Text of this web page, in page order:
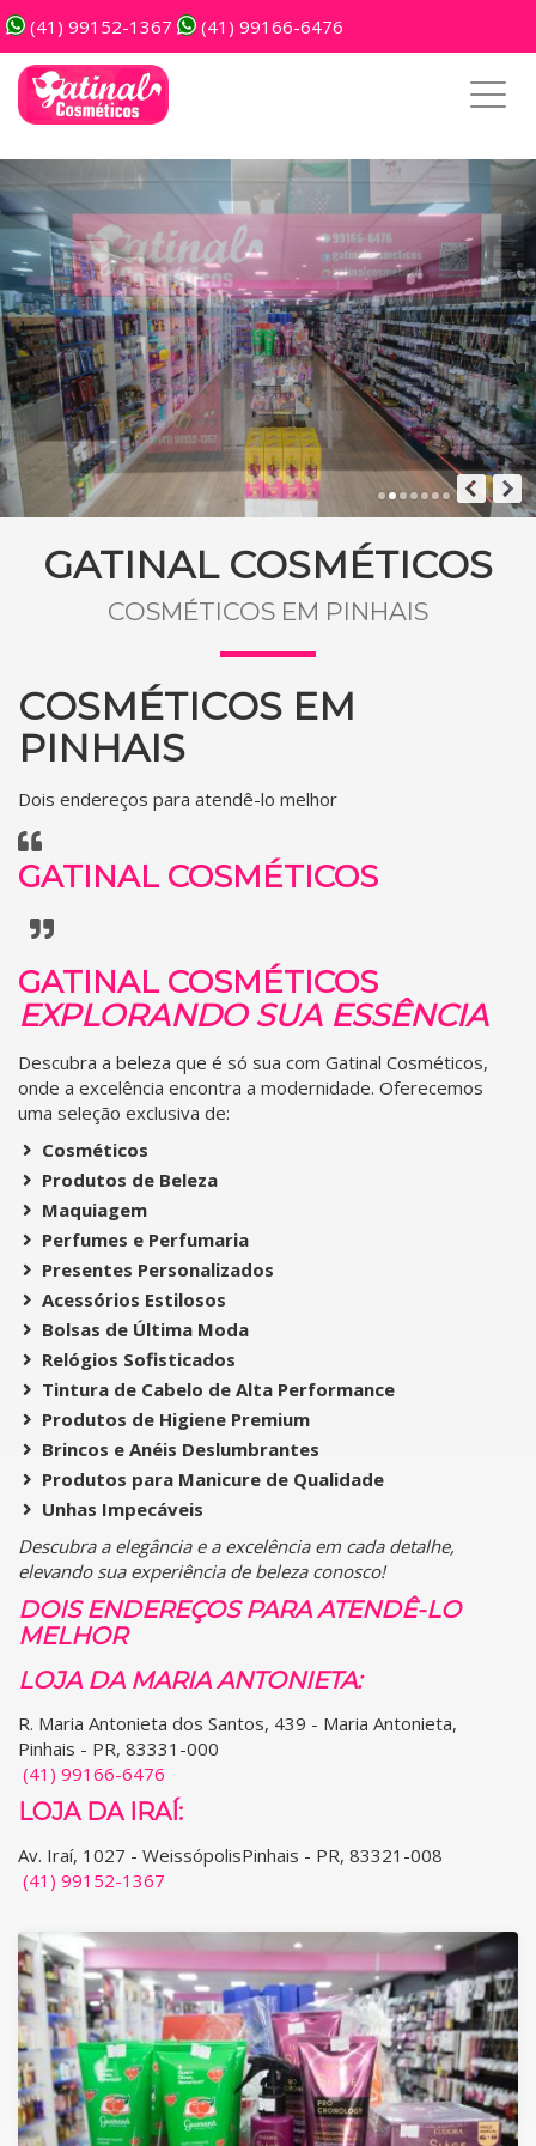
(41) 99152-1367 (41) 99166-6476
GATINAL COSMÉTICOS
COSMÉTICOS EM PINHAIS
COSMÉTICOS EM
PINHAIS
Dois endereços para atendê-lo melhor
GATINAL COSMÉTICOS
GATINAL COSMÉTICOS
EXPLORANDO SUA ESSÊNCIA
Descubra a beleza que é só sua com Gatinal Cosméticos,
onde a excelência encontra a modernidade. Oferecemos
uma seleção exclusiva de:
Cosméticos
Produtos de Beleza
Maquiagem
Perfumes e Perfumaria
Presentes Personalizados
Acessórios Estilosos
Bolsas de Última Moda
Relógios Sofisticados
Tintura de Cabelo de Alta Performance
Produtos de Higiene Premium
Brincos e Anéis Deslumbrantes
Produtos para Manicure de Qualidade
Unhas Impecáveis
Descubra a elegância e a excelência em cada detalhe,
elevando sua experiência de beleza conosco!
DOIS ENDEREÇOS PARA ATENDÊ-LO
MELHOR
LOJA DA MARIA ANTONIETA:
R. Maria Antonieta dos Santos, 439 - Maria Antonieta,
Pinhais - PR, 83331-000
(41) 99166-6476
LOJA DA IRAÍ:
Av. Iraí, 1027 - WeissópolisPinhais - PR, 83321-008
(41) 99152-1367